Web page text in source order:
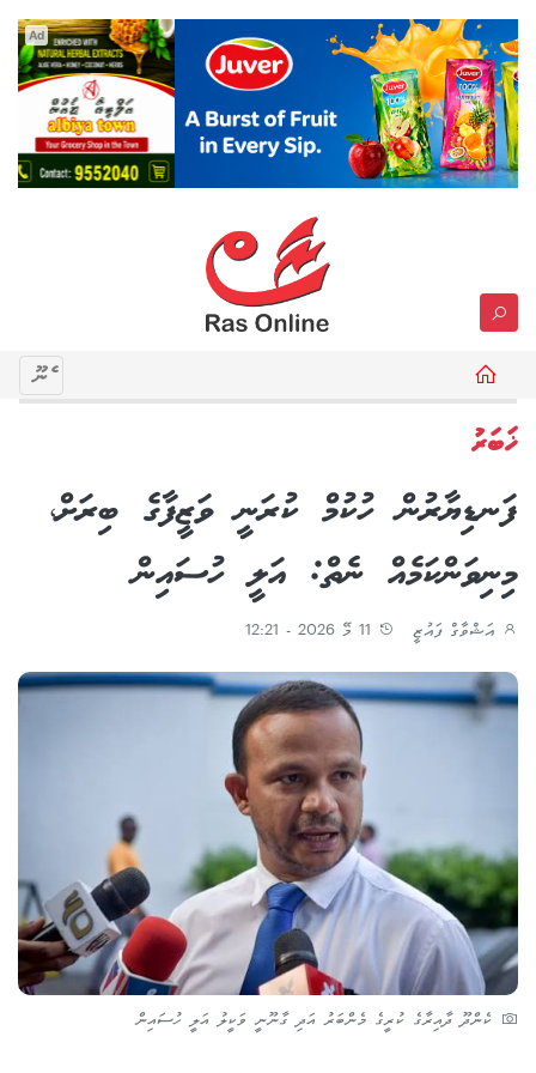
Ad
މެނޫ
ޚަބަރު
ފަނޑިޔާރުން ހުކުމް ކުރަނީ ވަޒީފާގެ ބިރަށް،
މިނިވަންކަމެއް ނެތް: އަލީ ހުސައިން
އަޝްވާގް ފައުޒީ
ކެންދޫ ދާއިރާގެ ކުރީގެ މެންބަރު އަދި ގާނޫނީ ވަކީލު އަލީ ހުސައިން